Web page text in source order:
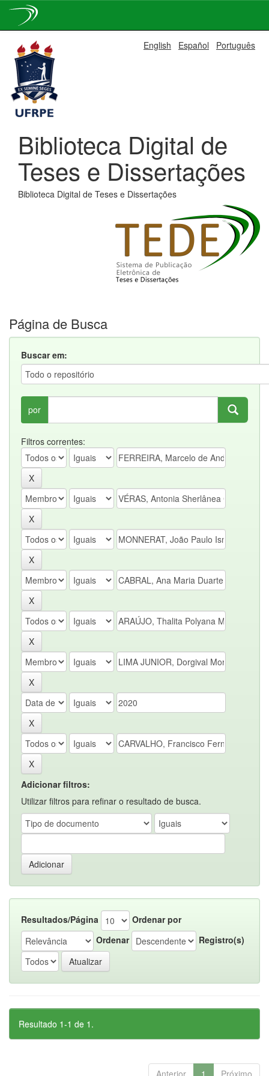
navigation
English Español Português
Biblioteca Digital de
Teses e Dissertações
Biblioteca Digital de Teses e Dissertações
Página de Busca
Buscar em:
por
Filtros correntes:
Adicionar filtros:
Utilizar filtros para refinar o resultado de busca.
Resultados/Página
Ordenar por
Ordenar
Registro(s)
Resultado 1-1 de 1.
Anterior 1 Próximo